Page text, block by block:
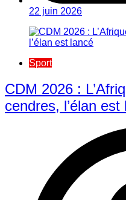
22 juin 2026
Sport
CDM 2026 :
cendres, l’élan est